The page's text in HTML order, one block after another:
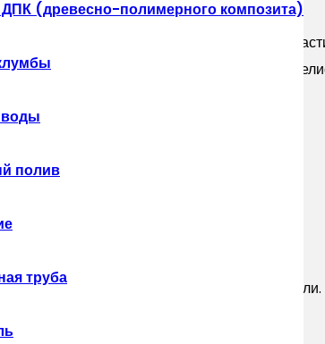
ДПК (древесно-полимерного композита)
полив
труба
с откосами, которые прикрывают боковые
проема очень маленькая, такое
а в специальные пазы монтируются